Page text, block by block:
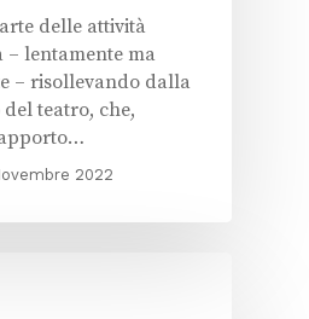
delle attività
– lentamente ma
– risollevando dalla
teatro, che,
2022